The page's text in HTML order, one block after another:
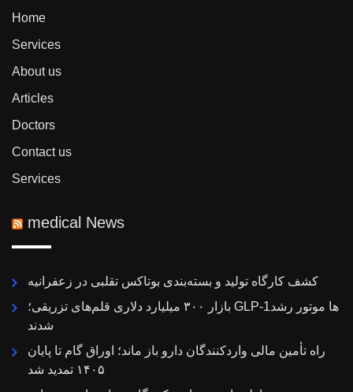
Home
Services
About us
Articles
Doctors
Contact us
Services
medical News
کشف کارگاه تولید و بسته‌بندی بوتاکس تقلبی در زعفرانیه
بازار ۳۰۰ میلیارد دلاری قلم‌های تزریقی؛ GLP-1ها موتور رشد
شدند
راه تأمین مالی واردکنندگان دارو باز ماند؛ اوراق گام تا پایان
۱۴۰۵ تمدید شد